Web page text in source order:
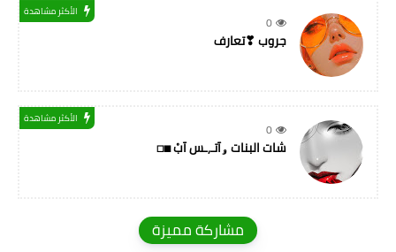
0
الأكثر مشاهدة
جروب ❣تعارف
0
الأكثر مشاهدة
شات البنات ۅآتـ,ـس آبْ ◼◻
مشاركة مميزة